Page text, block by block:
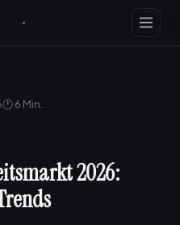
🕐 6 Min.
2026: